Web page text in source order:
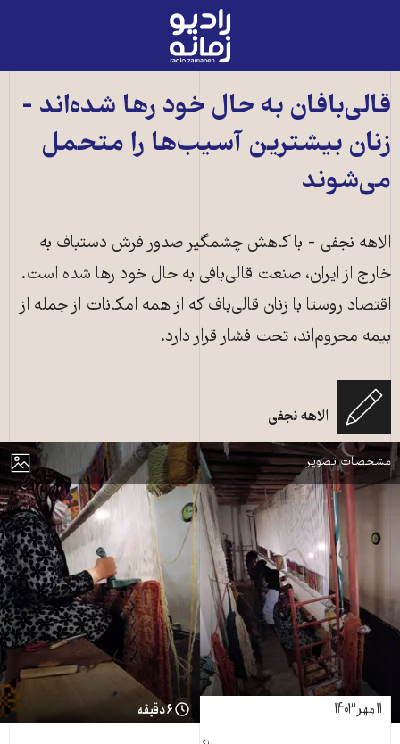
رادیو
زمانه
به
صفحه
اصلی
قالی‌بافان به حال خود رها شده‌اند -
زنان بیشترین آسیب‌ها را متحمل
می‌شوند
الاهه نجفی - با کاهش چشمگیر صدور فرش دستباف به
خارج از ایران، صنعت قالی‌بافی به حال خود رها شده است.
اقتصاد روستا با زنان قالی‌باف که از همه امکانات از جمله از
بیمه محروم‌اند، تحت فشار قرار دارد.
الاهه نجفی
نمایش
مشخصات تصویر
قالی‌بافان به حال خود رها شده‌اند- زنان بیشترین آسیب‌ها را تحمل می‌کنند
۱۱ مهر ۱۴۰۳ ۶ دقیقه